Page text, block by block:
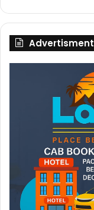
Advertisment